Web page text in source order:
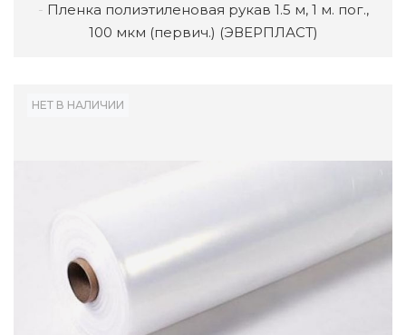
Пленка полиэтиленовая рукав 1.5 м, 1 м. пог.,
100 мкм (первич.) (ЭВЕРПЛАСТ)
НЕТ В НАЛИЧИИ